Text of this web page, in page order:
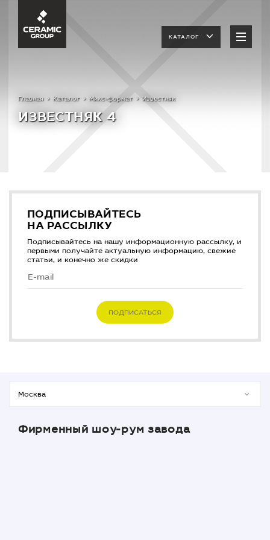
КАТАЛОГ
Главная Каталог Микс-формат Известняк
ИЗВЕСТНЯК 4
ПОДПИСЫВАЙТЕСЬ
НА РАССЫЛКУ
Подписывайтесь на нашу информационную рассылку, и
первыми получайте актуальную информацию, свежие
статьи, и конечно же скидки
ПОДПИСАТЬСЯ
Фирменный шоу-рум завода